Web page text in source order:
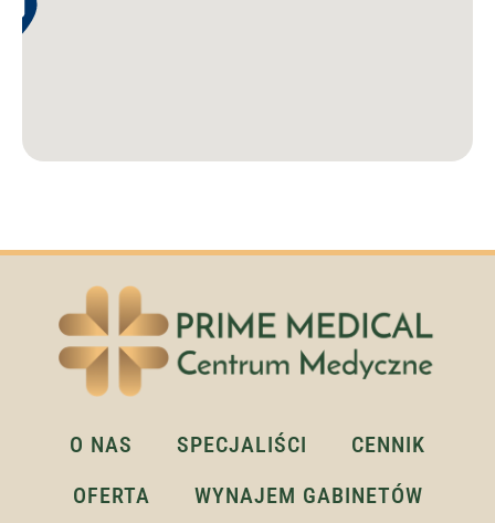
O NAS SPECJALIŚCI
CENNIK
OFERTA
WYNAJEM GABINETÓW